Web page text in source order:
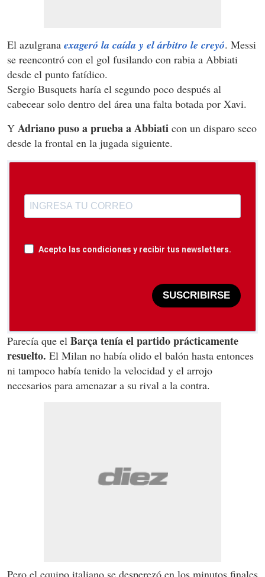
El azulgrana exageró la caída y el árbitro le creyó. Messi
se reencontró con el gol fusilando con rabia a Abbiati
desde el punto fatídico.
Sergio Busquets haría el segundo poco después al
cabecear solo dentro del área una falta botada por Xavi.
Y Adriano puso a prueba a Abbiati con un disparo seco
desde la frontal en la jugada siguiente.
Acepto las condiciones y recibir tus newsletters.
SUSCRIBIRSE
Parecía que el Barça tenía el partido prácticamente
resuelto. El Milan no había olido el balón hasta entonces
ni tampoco había tenido la velocidad y el arrojo
necesarios para amenazar a su rival a la contra.
Pero el equipo italiano se desperezó en los minutos finales